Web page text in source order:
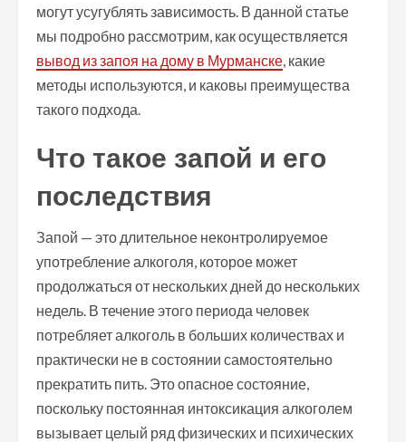
могут усугублять зависимость. В данной статье
мы подробно рассмотрим, как осуществляется
вывод из запоя на дому в Мурманске, какие
методы используются, и каковы преимущества
такого подхода.
Что такое запой и его
последствия
Запой — это длительное неконтролируемое
употребление алкоголя, которое может
продолжаться от нескольких дней до нескольких
недель. В течение этого периода человек
потребляет алкоголь в больших количествах и
практически не в состоянии самостоятельно
прекратить пить. Это опасное состояние,
поскольку постоянная интоксикация алкоголем
вызывает целый ряд физических и психических